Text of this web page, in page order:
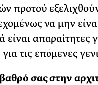
προτού
να μην
απαραίτητες
τις επόμενες
σας στην